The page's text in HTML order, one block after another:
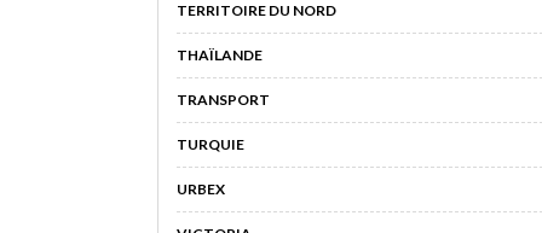
TERRITOIRE DU NORD
THAÏLANDE
TRANSPORT
TURQUIE
URBEX